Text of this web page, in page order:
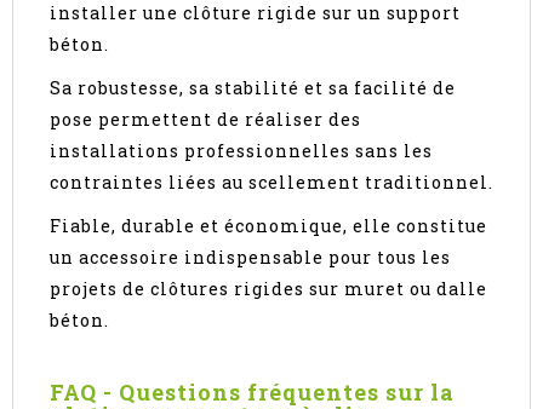
installer une clôture rigide sur un support
béton.
Sa robustesse, sa stabilité et sa facilité de
pose permettent de réaliser des
installations professionnelles sans les
contraintes liées au scellement traditionnel.
Fiable, durable et économique, elle constitue
un accessoire indispensable pour tous les
projets de clôtures rigides sur muret ou dalle
béton.
FAQ - Questions fréquentes sur la